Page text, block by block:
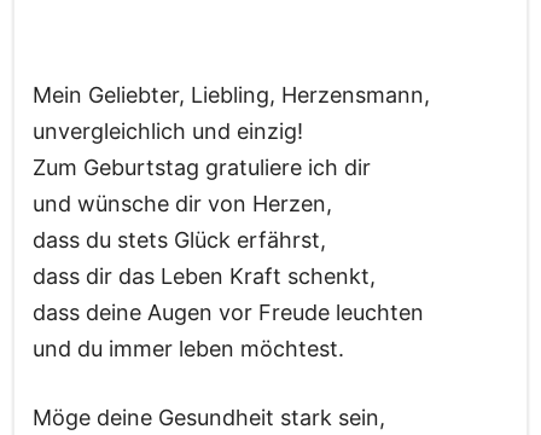
Mein Geliebter, Liebling, Herzensmann,
unvergleichlich und einzig!
Zum Geburtstag gratuliere ich dir
und wünsche dir von Herzen,
dass du stets Glück erfährst,
dass dir das Leben Kraft schenkt,
dass deine Augen vor Freude leuchten
und du immer leben möchtest.
Möge deine Gesundheit stark sein,